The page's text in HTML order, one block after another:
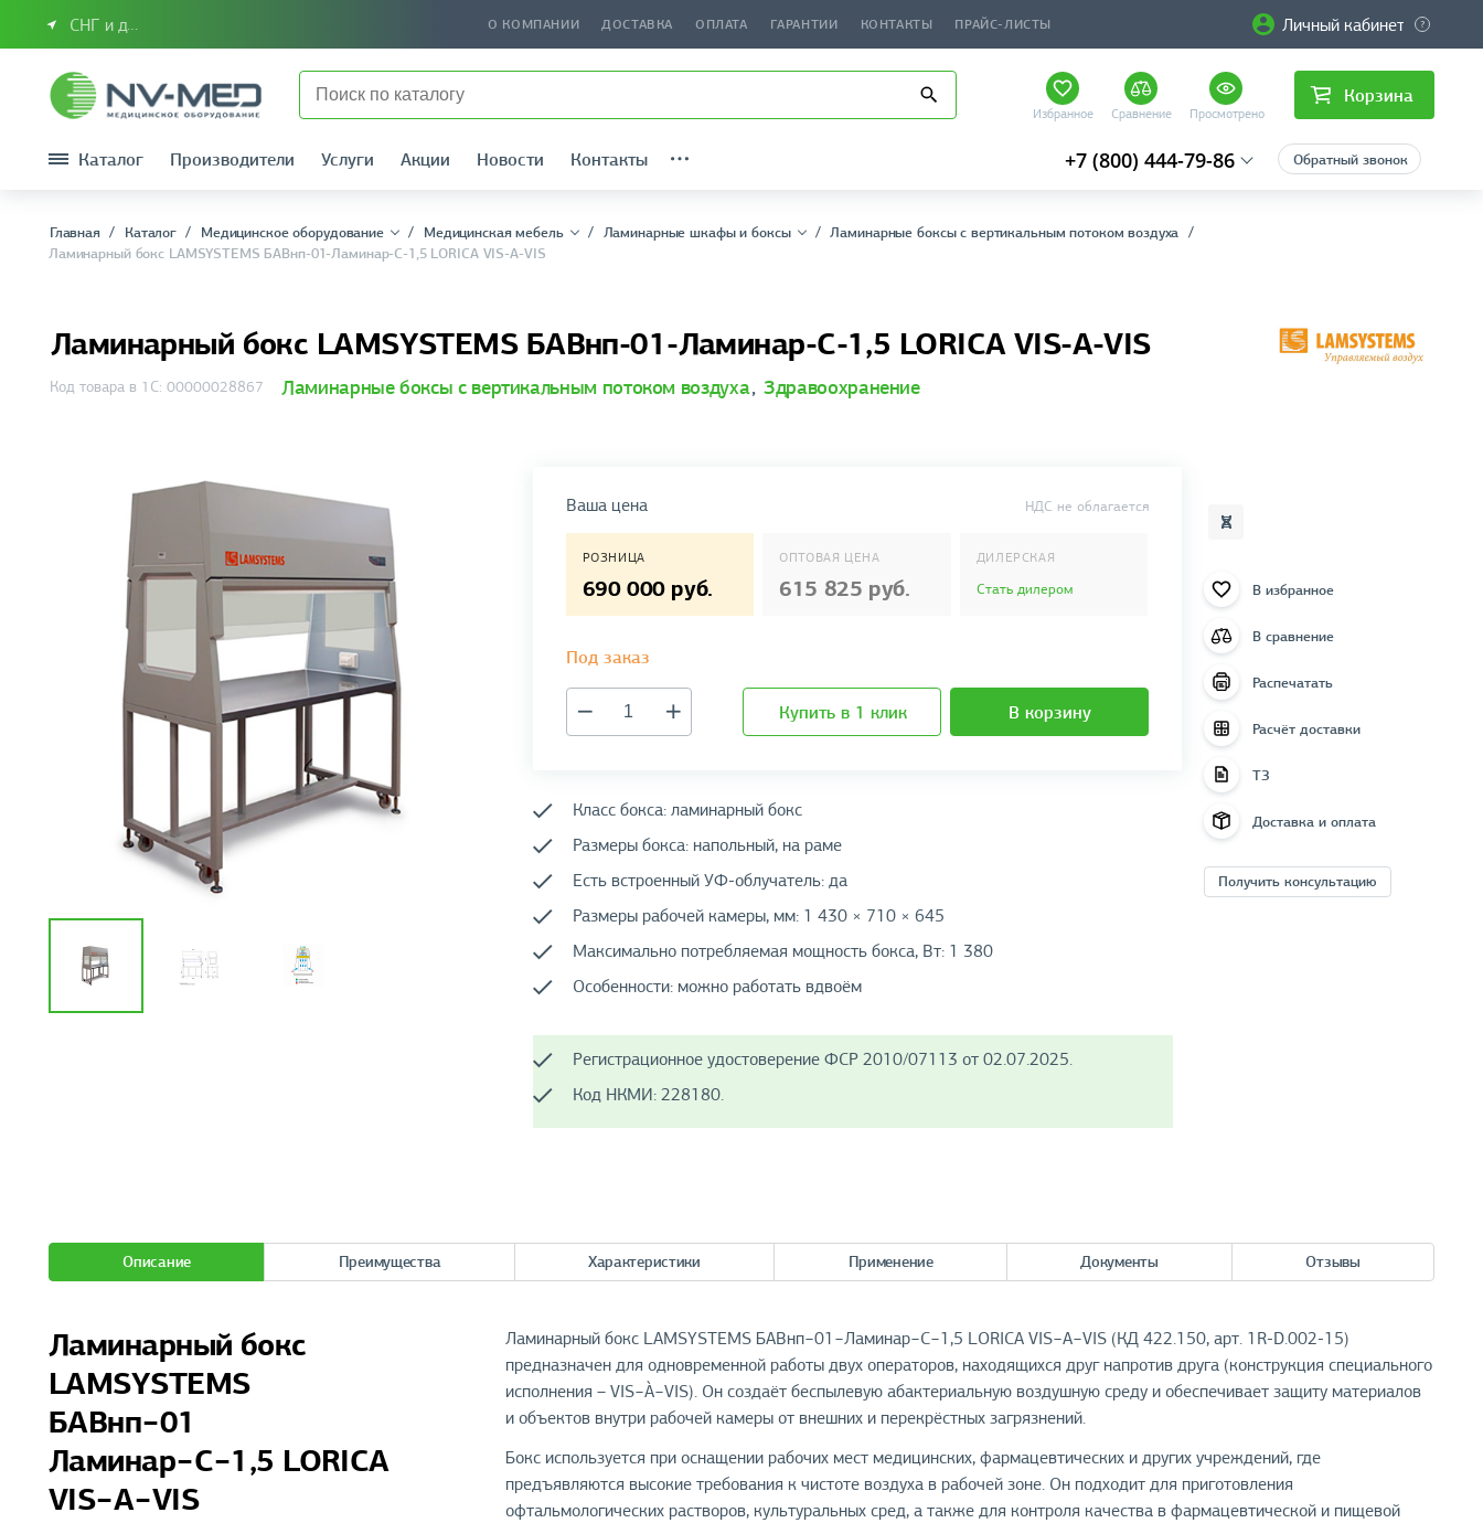
СНГ и другие страны О КОМПАНИИ ДОСТАВКА ОПЛАТА ГАРАНТИИ КОНТАКТЫ ПРАЙС-ЛИСТЫ Личный кабинет
Избранное Сравнение Просмотрено
Корзина
Каталог Производители Услуги Акции Новости Контакты +7 (800) 444-79-86 Обратный звонок
Главная Каталог Медицинское оборудование Медицинская мебель Ламинарные шкафы и боксы
Ламинарные боксы с вертикальным потоком воздуха
Ламинарный бокс LAMSYSTEMS БАВнп-01-Ламинар-С-1,5 LORICA VIS-А-VIS
Ламинарный бокс LAMSYSTEMS БАВнп-01-Ламинар-С-1,5 LORICA VIS-А-VIS
Код товара в 1С: 00000028867 Ламинарные боксы с вертикальным потоком воздуха, Здравоохранение
Ваша цена НДС не облагается
РОЗНИЦА
690 000 руб.
ОПТОВАЯ ЦЕНА
615 825 руб.
ДИЛЕРСКАЯ
Стать дилером
Под заказ
Купить в 1 клик В корзину
Класс бокса: ламинарный бокс
Размеры бокса: напольный, на раме
Есть встроенный УФ-облучатель: да
Размеры рабочей камеры, мм: 1 430 × 710 × 645
Максимально потребляемая мощность бокса, Вт: 1 380
Особенности: можно работать вдвоём
Регистрационное удостоверение ФСР 2010/07113 от 02.07.2025.
Код НКМИ: 228180.
В избранное
В сравнение
Распечатать
Расчёт доставки
ТЗ
Доставка и оплата
Получить консультацию
Описание Преимущества Характеристики Применение Документы Отзывы
Ламинарный бокс
LAMSYSTEMS
БАВнп−01
Ламинар−С−1,5 LORICA
VIS−А−VIS
Ламинарный бокс LAMSYSTEMS БАВнп−01−Ламинар−С−1,5 LORICA VIS−А−VIS (КД 422.150, арт. 1R-D.002-15)
предназначен для одновременной работы двух операторов, находящихся друг напротив друга (конструкция специального
исполнения – VIS−À−VIS). Он создаёт беспылевую абактериальную воздушную среду и обеспечивает защиту материалов
и объектов внутри рабочей камеры от внешних и перекрёстных загрязнений.
Бокс используется при оснащении рабочих мест медицинских, фармацевтических и других учреждений, где
предъявляются высокие требования к чистоте воздуха в рабочей зоне. Он подходит для приготовления
офтальмологических растворов, культуральных сред, а также для контроля качества в фармацевтической и пищевой